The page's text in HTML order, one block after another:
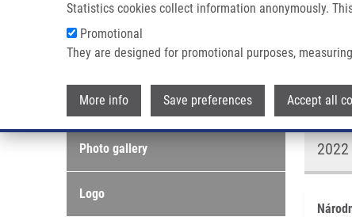
Statistics cookies collect information anonymously.
Promotional
They are designed for promotional purposes,
More info Save preferences Accept all
Breadcrumb
Home Media About Us
Media about us
Media & PR
Photo gallery
Logo
2022